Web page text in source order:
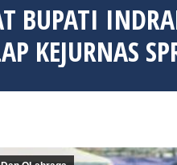
BUPATI
KEJURNAS